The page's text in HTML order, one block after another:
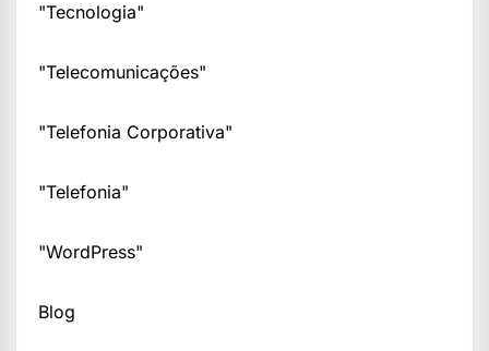
"Tecnologia"
"Telecomunicações"
"Telefonia Corporativa"
"Telefonia"
"WordPress"
Blog